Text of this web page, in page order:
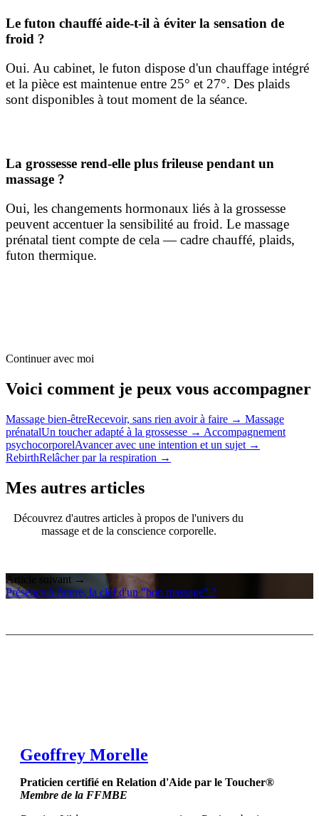
Le futon chauffé aide-t-il à éviter la sensation de
froid ?
Oui. Au cabinet, le futon dispose d'un chauffage intégré
et la pièce est maintenue entre 25° et 27°. Des plaids
sont disponibles à tout moment de la séance.
La grossesse rend-elle plus frileuse pendant un
massage ?
Oui, les changements hormonaux liés à la grossesse
peuvent accentuer la sensibilité au froid. Le massage
prénatal tient compte de cela — cadre chauffé, plaids,
futon thermique.
Continuer avec moi
Voici comment je peux vous accompagner
Massage bien-êtreRecevoir, sans rien avoir à faire → Massage
prénatalUn toucher adapté à la grossesse → Accompagnement
psychocorporelAvancer avec une intention et un sujet →
RebirthRelâcher par la respiration →
Mes autres articles
Découvrez d'autres articles à propos de l'univers du
massage et de la conscience corporelle.
Article suivant →
Présence à l'autre, la clef d'un "bon massage" ?
Geoffrey Morelle
Praticien certifié en Relation d'Aide par le Toucher®
Membre de la FFMBE